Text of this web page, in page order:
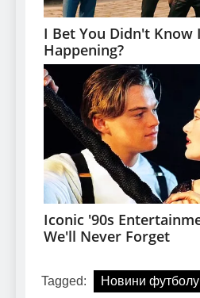
Tagged: Новини футболу